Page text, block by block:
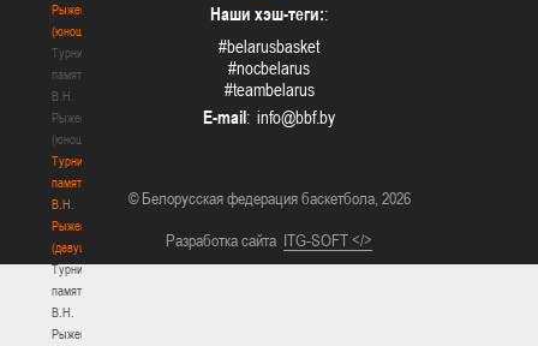
Рыженкова
(юноши)
Турнир
памяти
В.Н.
Рыженкова
(юноши)
Турнир
памяти
В.Н.
Рыженкова
(девушки)
Турнир
памяти
В.Н.
Рыженкова
Наши хэш-теги::
#belarusbasket
#nocbelarus
#teambelarus
E-mail:
© Белорусская федерация баскетбола, 2026
Разработка сайта ITG-SOFT </>